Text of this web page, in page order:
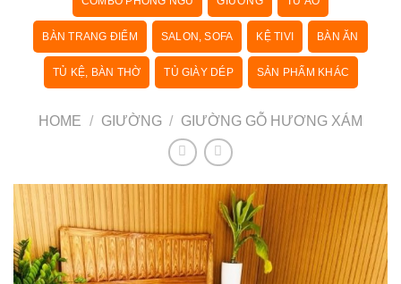
BÀN TRANG ĐIỂM SALON, SOFA KỆ TIVI BÀN ĂN
TỦ KỆ, BÀN THỜ TỦ GIÀY DÉP SẢN PHẨM KHÁC
HOME / GIƯỜNG / GIƯỜNG GỖ HƯƠNG XÁM